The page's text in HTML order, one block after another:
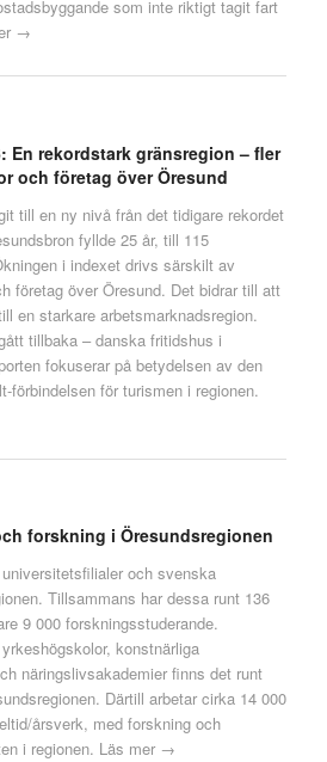
som inte riktigt tagit fart
→
En rekordstark gränsregion – fler
och företag över Öresund
till en ny nivå från det tidigare rekordet
fyllde 25 år, till 115
i indexet drivs särskilt av
företag över Öresund. Det bidrar till att
en starkare arbetsmarknadsregion.
tillbaka – danska fritidshus i
fokuserar på betydelsen av den
förbindelsen för turismen i regionen.
forskning i Öresundsregionen
och svenska
Tillsammans har dessa runt 136
9 000 forskningsstuderande.
konstnärliga
näringslivsakademier finns det runt
Därtill arbetar cirka 14 000
årsverk, med forskning och
i regionen. Läs mer →